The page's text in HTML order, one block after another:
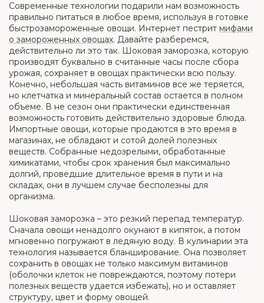
Современные технологии подарили нам возможность
правильно питаться в любое время, используя в готовке
быстрозамороженные овощи. Интернет пестрит мифами
о замороженных овощах. Давайте разберемся,
действительно ли это так. Шоковая заморозка, которую
производят буквально в считанные часы после сбора
урожая, сохраняет в овощах практически всю пользу.
Конечно, небольшая часть витаминов все же теряется,
но клетчатка и минеральный состав остается в полном
объеме. В не сезон они практически единственная
возможность готовить действительно здоровые блюда.
Импортные овощи, которые продаются в это время в
магазинах, не обладают и сотой долей полезных
веществ. Собранные недозрелыми, обработанные
химикатами, чтобы срок хранения был максимально
долгий, проведшие длительное время в пути и на
складах, они в лучшем случае бесполезны для
организма.
Шоковая заморозка – это резкий перепад температур.
Сначала овощи ненадолго окунают в кипяток, а потом
мгновенно погружают в ледяную воду. В кулинарии эта
технология называется бланширование. Она позволяет
сохранить в овощах не только максимум витаминов
(оболочки клеток не повреждаются, поэтому потери
полезных веществ удается избежать), но и оставляет
структуру, цвет и форму овощей.